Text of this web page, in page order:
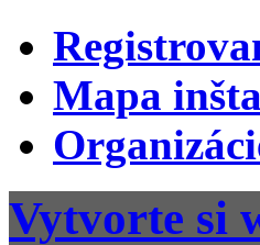
Mapa
Vytvorte si